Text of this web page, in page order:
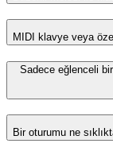
MIDI klavye veya
Sadece eğlenceli
Bir oturumu ne